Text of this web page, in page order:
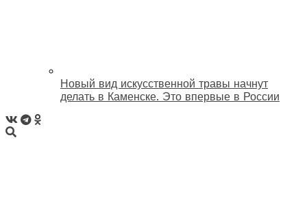
Новый вид искусственной травы начнут
делать в Каменске. Это впервые в России